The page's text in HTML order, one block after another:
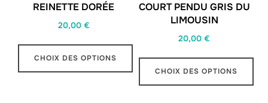
REINETTE DORÉE
20,00 €
CHOIX DES OPTIONS
COURT PENDU GRIS DU
LIMOUSIN
20,00€
CHOIX DES OPTIONS